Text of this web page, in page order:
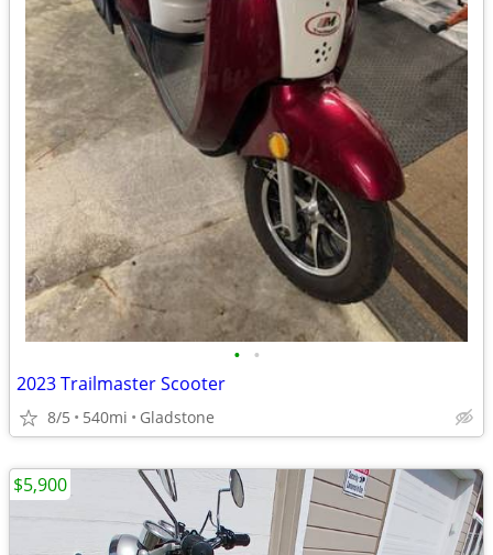
• •
2023 Trailmaster Scooter
8/5 540mi Gladstone
$5,900